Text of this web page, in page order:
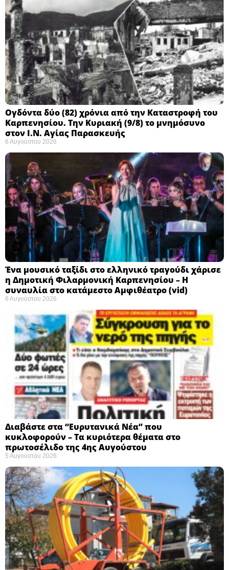
Ογδόντα δύο (82) χρόνια από την Καταστροφή του
Καρπενησίου. Την Κυριακή (9/8) το μνημόσυνο
στον Ι.Ν. Αγίας Παρασκευής
6 Αυγούστου 2026
Ένα μουσικό ταξίδι στο ελληνικό τραγούδι χάρισε
η Δημοτική Φιλαρμονική Καρπενησίου – Η
συναυλία στο κατάμεστο Αμφιθέατρο (vid)
6 Αυγούστου 2026
Διαβάστε στα “Ευρυτανικά Νέα” που
κυκλοφορούν – Τα κυριότερα θέματα στο
πρωτοσέλιδο της 4ης Αυγούστου
5 Αυγούστου 2026